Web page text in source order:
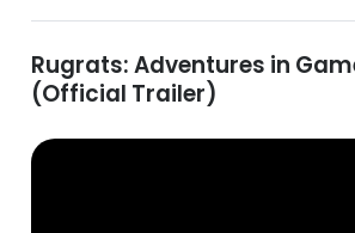
Rugrats: Adventures in
(Official Trailer)